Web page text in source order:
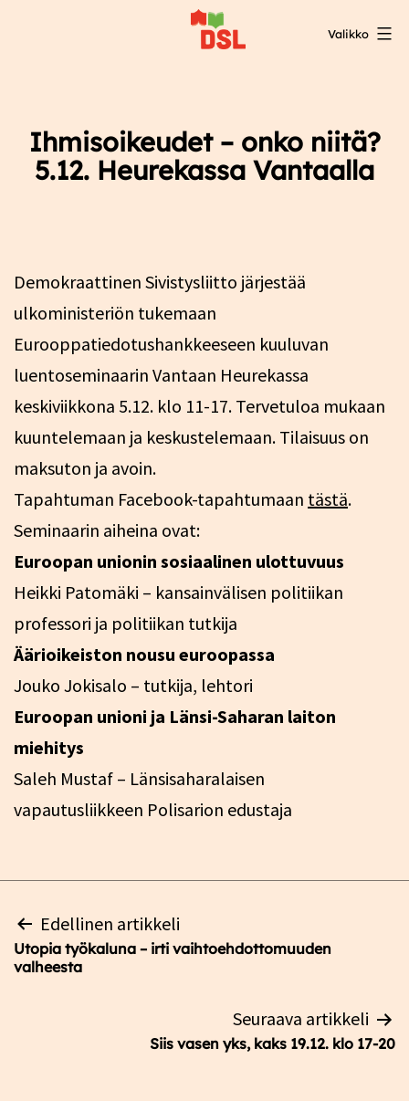
Valikko
Ihmisoikeudet – onko niitä?
5.12. Heurekassa Vantaalla
Demokraattinen Sivistysliitto järjestää
ulkoministeriön tukemaan
Eurooppatiedotushankkeeseen kuuluvan
luentoseminaarin Vantaan Heurekassa
keskiviikkona 5.12. klo 11-17. Tervetuloa mukaan
kuuntelemaan ja keskustelemaan. Tilaisuus on
maksuton ja avoin.
Tapahtuman Facebook-tapahtumaan tästä.
Seminaarin aiheina ovat:
Euroopan unionin sosiaalinen ulottuvuus
Heikki Patomäki – kansainvälisen politiikan
professori ja politiikan tutkija
Äärioikeiston nousu euroopassa
Jouko Jokisalo – tutkija, lehtori
Euroopan unioni ja Länsi-Saharan laiton
miehitys
Saleh Mustaf – Länsisaharalaisen
vapautusliikkeen Polisarion edustaja
Artikkelien
selaus
Edellinen artikkeli
Utopia työkaluna – irti vaihtoehdottomuuden
valheesta
Seuraava artikkeli
Siis vasen yks, kaks 19.12. klo 17-20